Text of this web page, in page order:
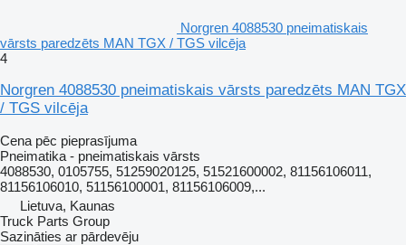
Norgren 4088530 pneimatiskais
vārsts paredzēts MAN TGX / TGS vilcēja
4
Norgren 4088530 pneimatiskais vārsts paredzēts MAN TGX
/ TGS vilcēja
Cena pēc pieprasījuma
Pneimatika - pneimatiskais vārsts
4088530, 0105755, 51259020125, 51521600002, 81156106011,
81156106010, 51156100001, 81156106009,...
Lietuva, Kaunas
Truck Parts Group
Sazināties ar pārdevēju